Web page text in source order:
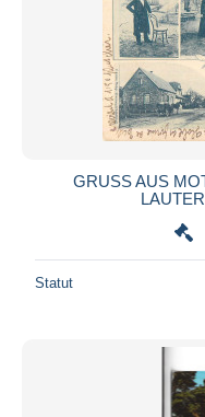
GRUSS AUS
Statut